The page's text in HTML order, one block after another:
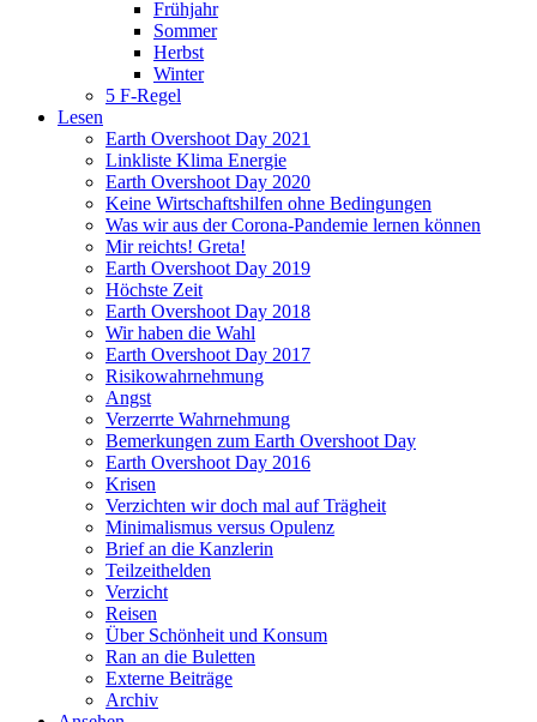
Frühjahr
Sommer
Herbst
Winter
5 F-Regel
Lesen
Earth Overshoot Day 2021
Linkliste Klima Energie
Earth Overshoot Day 2020
Keine Wirtschaftshilfen ohne Bedingungen
Was wir aus der Corona-Pandemie lernen können
Mir reichts! Greta!
Earth Overshoot Day 2019
Höchste Zeit
Earth Overshoot Day 2018
Wir haben die Wahl
Earth Overshoot Day 2017
Risikowahrnehmung
Angst
Verzerrte Wahrnehmung
Bemerkungen zum Earth Overshoot Day
Earth Overshoot Day 2016
Krisen
Verzichten wir doch mal auf Trägheit
Minimalismus versus Opulenz
Brief an die Kanzlerin
Teilzeithelden
Verzicht
Reisen
Über Schönheit und Konsum
Ran an die Buletten
Externe Beiträge
Archiv